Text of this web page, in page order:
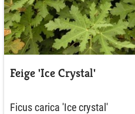
Feige 'Ice Crystal'
Ficus carica 'Ice crystal'